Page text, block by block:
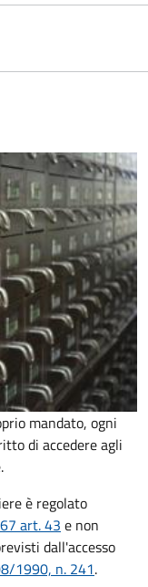
mandato, ogni
di accedere agli
è regolato
art. 43 e non
dall'accesso
1990, n. 241.